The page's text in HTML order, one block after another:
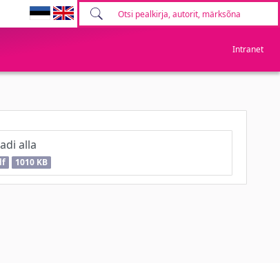
Intranet
alla
1010 KB